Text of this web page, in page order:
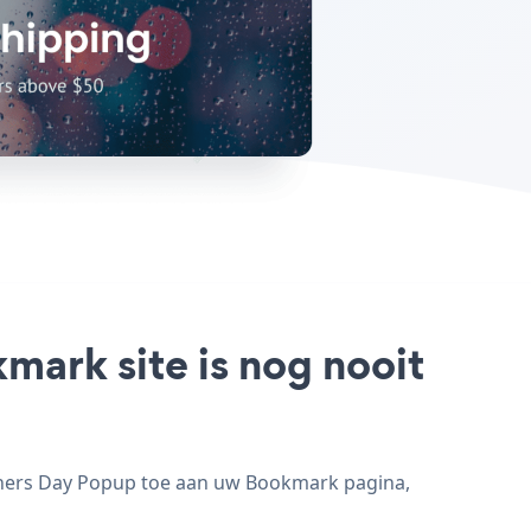
site is nog nooit
Day Popup toe aan uw Bookmark pagina,